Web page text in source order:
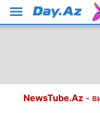
NewsTube.Az-